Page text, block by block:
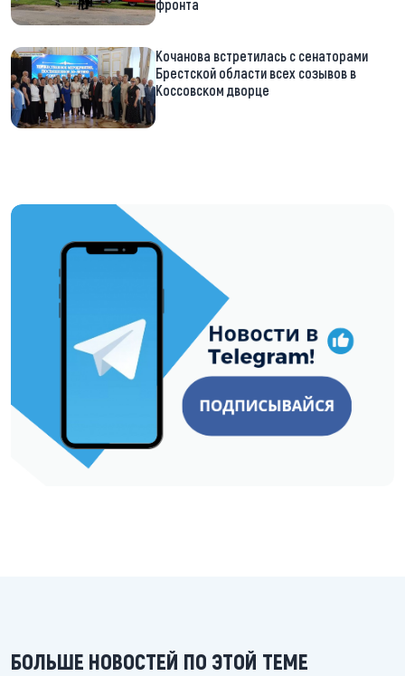
фронта
Кочанова встретилась с сенаторами
Брестской области всех созывов в
Коссовском дворце
https://t.me/minskctvby
БОЛЬШЕ НОВОСТЕЙ ПО ЭТОЙ ТЕМЕ